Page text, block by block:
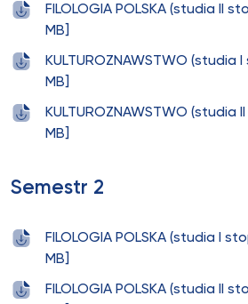
FILOLOGIA POLSKA (studia II
MB]
KULTUROZNAWSTWO (studia
MB]
KULTUROZNAWSTWO (studia
MB]
Semestr 2
FILOLOGIA POLSKA (studia I
MB]
FILOLOGIA POLSKA (studia II